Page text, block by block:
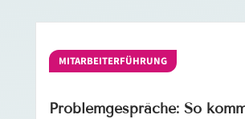
MITARBEITERFÜHRUNG
Problemgespräche: So